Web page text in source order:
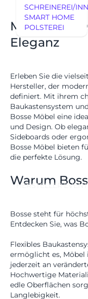
SCHREINEREI/
SMART HOME
POLSTEREI
HERSTELLER
Modulares
Eleganz
Erleben Sie die
Hersteller, der
definiert. Mit ihrem
Baukastensystem
Bosse Möbel eine
und Design. Ob
Sideboards oder
Bosse Möbel bieten
die perfekte Lösung.
Warum
Bosse steht für
Entdecken Sie, was
Flexibles
ermöglicht es,
jederzeit an
Hochwertige
edle Oberflächen
Langlebigkeit.
Königswinterer
53639
0 22 23 - 91 89 0
Di.-Fr. 10-18 Uhr